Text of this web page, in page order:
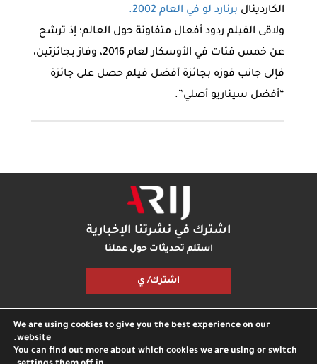
الكاردينال برنارد لو في العام 2002.
ولاقى الفيلم ردود أفعال متفاوتة حول العالم؛ إذ ترشح
عن خمس فئات في الأوسكار لعام 2016، وفاز بجائزتين،
فإلى جانب فوزه بجائزة أفضل فيلم حصل على جائزة
“أفضل سيناريو أصلي”.
اشترك في نشرتنا الإخبارية
استلم تحديثات حول عملنا
اشترك/ ي
مكتبة أريجبودكاست أريجاتصل بناشارك معنا
We are using cookies to give you the best experience on our
website.
You can find out more about which cookies we are using or switch